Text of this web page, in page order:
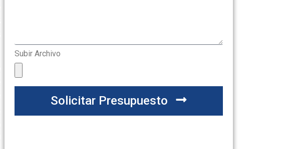
Subir Archivo
Solicitar Presupuesto